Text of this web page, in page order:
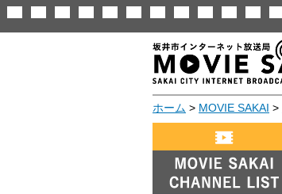
ホーム > MOVIE SAKAI >
MOVIE SAKAI
CHANNEL LIST